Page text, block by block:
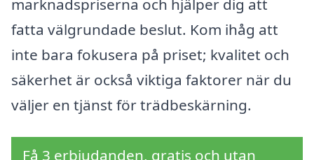
marknadspriserna och hjälper dig att
fatta välgrundade beslut. Kom ihåg att
inte bara fokusera på priset; kvalitet och
säkerhet är också viktiga faktorer när du
väljer en tjänst för trädbeskärning.
Få 3 erbjudanden, gratis och utan